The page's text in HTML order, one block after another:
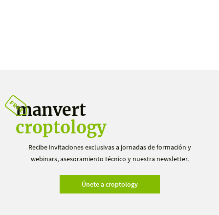
manvert
croptology
Recibe invitaciones exclusivas a jornadas de formación y
webinars, asesoramiento técnico y nuestra newsletter.
Únete a croptology